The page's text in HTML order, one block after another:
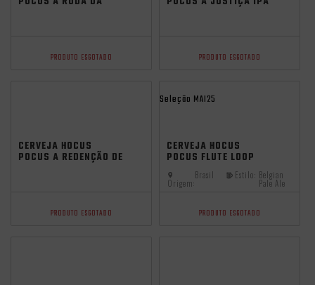
PRODUTO ESGOTADO PRODUTO ESGOTADO
CERVEJA HOCUS
POCUS A REDENÇÃO DE
PRODUTO ESGOTADO
Seleção MAI25
CERVEJA HOCUS
POCUS FLUTE LOOP
BELGIAN ALE 500ML
Origem:
Brasil Estilo: Belgian
Pale Ale
PRODUTO ESGOTADO